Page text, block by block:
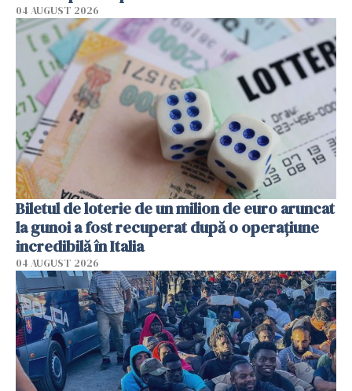
04 AUGUST 2026
Biletul de loterie de un milion de euro aruncat
la gunoi a fost recuperat după o operațiune
incredibilă în Italia
04 AUGUST 2026